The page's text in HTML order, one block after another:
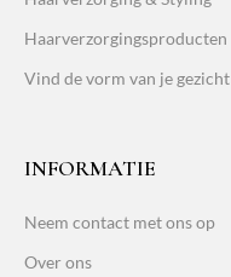
Haarverzorgingsproducten
Vind de vorm van je gezicht
INFORMATIE
Neem contact met ons op
Over ons